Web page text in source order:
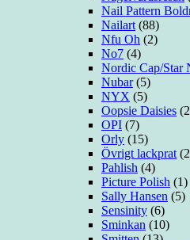
Nail Pattern
Nailart (88)
Nfu Oh (2)
No7 (4)
Nordic Cap/Star
Nubar(5)
NYX (5)
Oopsie Daisies
OPI (7)
Orly (15)
Övrigt lackprat
Pahlish (4)
Picture Polish (1)
Sally Hansen (5)
Sensinity (6)
Sminkan (10)